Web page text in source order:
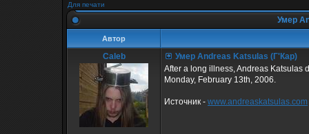
Для печати
Умер
Автор
Caleb
Умер Andreas Katsulas (Г'Кар)
After a long illness, Andreas Katsulas
Monday, February 13th, 2006.
Источник - www.andreaskatsulas.com